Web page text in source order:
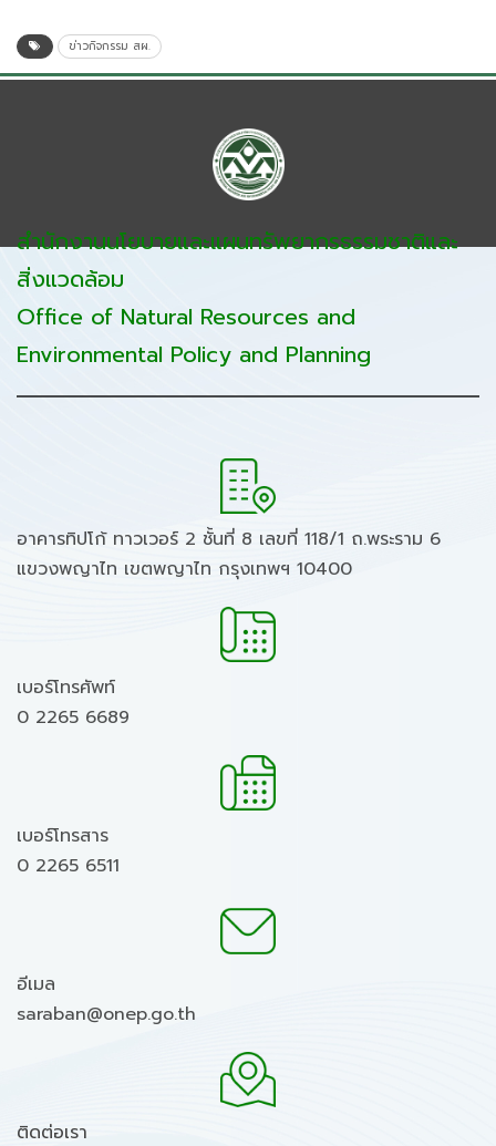
ข่าวกิจกรรม สผ.
สำนักงานนโยบายและแผนทรัพยากรธรรมชาติและ
สิ่งแวดล้อม
Office of Natural Resources and
Environmental Policy and Planning
อาคารทิปโก้ ทาวเวอร์ 2 ชั้นที่ 8 เลขที่ 118/1 ถ.พระราม 6
แขวงพญาไท เขตพญาไท กรุงเทพฯ 10400
เบอร์โทรศัพท์
0 2265 6689
เบอร์โทรสาร
0 2265 6511
อีเมล
saraban@onep.go.th
ติดต่อเรา